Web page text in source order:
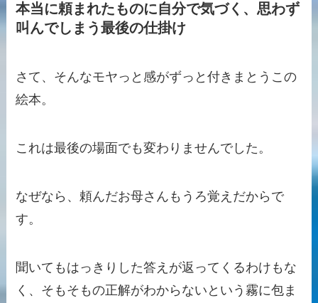
本当に頼まれたものに自分で気づく、思わず
叫んでしまう最後の仕掛け
さて、そんなモヤっと感がずっと付きまとうこの
絵本。
これは最後の場面でも変わりませんでした。
なぜなら、頼んだお母さんもうろ覚えだからで
す。
聞いてもはっきりした答えが返ってくるわけもな
く、そもそもの正解がわからないという霧に包ま